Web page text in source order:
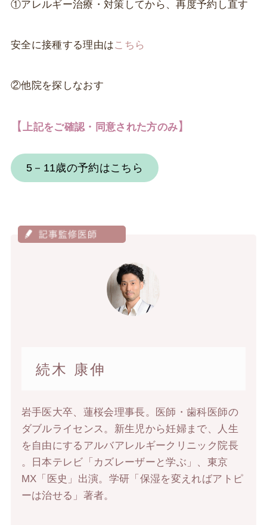
①アレルギー治療・対策してから、再度予約し直す
安全に接種する理由はこちら
②他院を探しなおす
【上記をご確認・同意された方のみ】
5－11歳の予約はこちら
続木 康伸
岩手医大卒、蓮桜会理事長。医師・歯科医師の
ダブルライセンス。新生児から妊婦まで、人生
を自由にするアルバアレルギークリニック院長
。日本テレビ「カズレーザーと学ぶ」、東京
MX「医史」出演。学研「保湿を変えればアトピ
ーは治せる」著者。